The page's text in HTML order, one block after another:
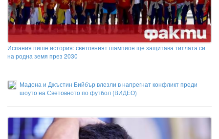
Испания пише история: световният шампион ще защитава титлата си
на родна земя през 2030
Мадона и Джъстин Бийбър влезли в напрегнат конфликт преди
шоуто на Световното по футбол (ВИДЕО)